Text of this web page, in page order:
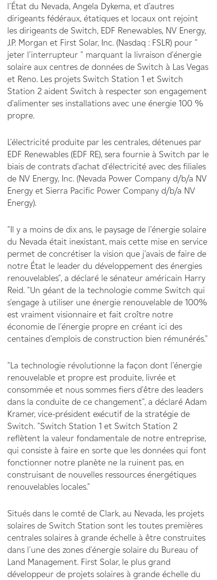
l'État du Nevada, Angela Dykema, et d'autres
dirigeants fédéraux, étatiques et locaux ont rejoint
les dirigeants de Switch, EDF Renewables, NV Energy,
J.P. Morgan et First Solar, Inc. (Nasdaq : FSLR) pour "
jeter l'interrupteur " marquant la livraison d'énergie
solaire aux centres de données de Switch à Las Vegas
et Reno. Les projets Switch Station 1 et Switch
Station 2 aident Switch à respecter son engagement
d'alimenter ses installations avec une énergie 100 %
propre.
L'électricité produite par les centrales, détenues par
EDF Renewables (EDF RE), sera fournie à Switch par le
biais de contrats d'achat d'électricité avec des filiales
de NV Energy, Inc. (Nevada Power Company d/b/a NV
Energy et Sierra Pacific Power Company d/b/a NV
Energy).
"Il y a moins de dix ans, le paysage de l'énergie solaire
du Nevada était inexistant, mais cette mise en service
permet de concrétiser la vision que j'avais de faire de
notre État le leader du développement des énergies
renouvelables", a déclaré le sénateur américain Harry
Reid. "Un géant de la technologie comme Switch qui
s'engage à utiliser une énergie renouvelable de 100%
est vraiment visionnaire et fait croître notre
économie de l'énergie propre en créant ici des
centaines d'emplois de construction bien rémunérés."
"La technologie révolutionne la façon dont l'énergie
renouvelable et propre est produite, livrée et
consommée et nous sommes fiers d'être des leaders
dans la conduite de ce changement", a déclaré Adam
Kramer, vice-président exécutif de la stratégie de
Switch. "Switch Station 1 et Switch Station 2
reflètent la valeur fondamentale de notre entreprise,
qui consiste à faire en sorte que les données qui font
fonctionner notre planète ne la ruinent pas, en
construisant de nouvelles ressources énergétiques
renouvelables locales."
Situés dans le comté de Clark, au Nevada, les projets
solaires de Switch Station sont les toutes premières
centrales solaires à grande échelle à être construites
dans l'une des zones d'énergie solaire du Bureau of
Land Management. First Solar, le plus grand
développeur de projets solaires à grande échelle du